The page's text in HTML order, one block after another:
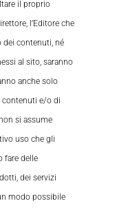
il proprio
l’Editore che
dei contenuti, né
al sito, saranno
anche solo
contenuti e/o di
si assume
uso che gli
fare delle
dei servizi
modo possibile